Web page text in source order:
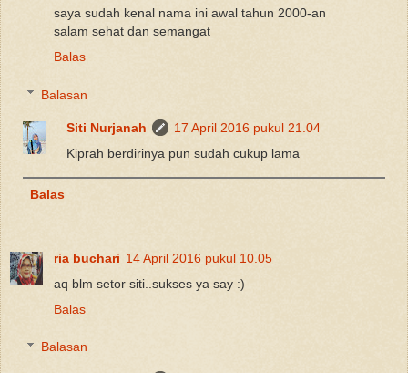
saya sudah kenal nama ini awal tahun 2000-an
salam sehat dan semangat
Balas
Balasan
Siti Nurjanah
17 April 2016 pukul 21.04
Kiprah berdirinya pun sudah cukup lama
Balas
ria buchari 14 April 2016 pukul 10.05
aq blm setor siti..sukses ya say :)
Balas
Balasan